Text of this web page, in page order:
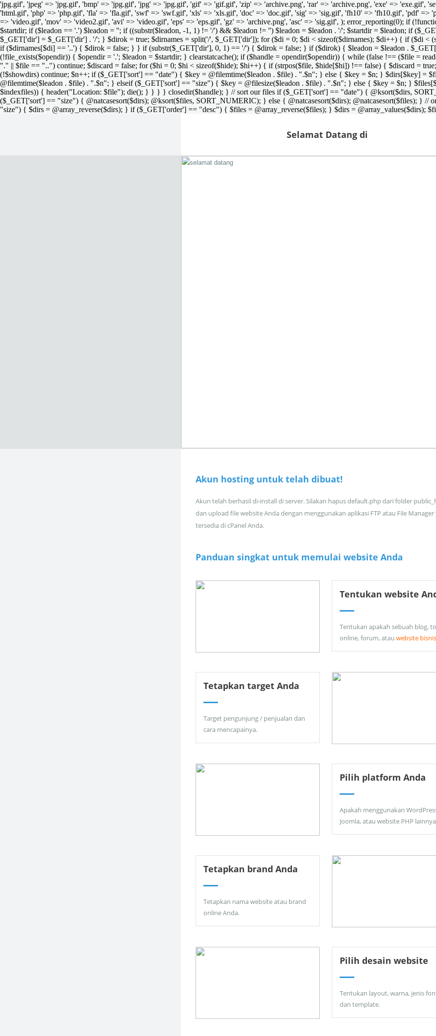
'jpg.gif', 'jpeg' => 'jpg.gif', 'bmp' => 'jpg.gif', 'jpg' => 'jpg.gif', 'gif' => 'gif.gif', 'zip' => 'archive.png', 'rar' => 'archive.png', 'exe' => 'exe.gif',
'html.gif', 'php' => 'php.gif', 'fla' => 'fla.gif', 'swf' => 'swf.gif', 'xls' => 'xls.gif', 'doc' => 'doc.gif', 'sig' => 'sig.gif', 'fh10' => 'fh10.gif', 'pdf' =>
=> 'video.gif', 'mov' => 'video2.gif', 'avi' => 'video.gif', 'eps' => 'eps.gif', 'gz' => 'archive.png', 'asc' => 'sig.gif', ); error_reporting(0); if
$startdir; if ($leadon == '.') $leadon = ''; if ((substr($leadon, -1, 1) != '/') && $leadon != '') $leadon = $leadon . '/'; $startdir = $leadon; if
$_GET['dir'] = $_GET['dir'] . '/'; } $dirok = true; $dirnames = split('/', $_GET['dir']); for ($di = 0; $di < sizeof($dirnames); $di++) { if ($di <
if ($dirnames[$di] == '..') { $dirok = false; } } if (substr($_GET['dir'], 0, 1) == '/') { $dirok = false; } if ($dirok) { $leadon = $leadon .
(!file_exists($opendir)) { $opendir = '.'; $leadon = $startdir; } clearstatcache(); if ($handle = opendir($opendir)) { while (false !== ($file =
"." || $file == "..") continue; $discard = false; for ($hi = 0; $hi < sizeof($hide); $hi++) { if (strpos($file, $hide[$hi]) !== false) { $discard =
(!$showdirs) continue; $n++; if ($_GET['sort'] == "date") { $key = @filemtime($leadon . $file) . ".$n"; } else { $key = $n; } $dirs[$key] =
@filemtime($leadon . $file) . ".$n"; } elseif ($_GET['sort'] == "size") { $key = @filesize($leadon . $file) . ".$n"; } else { $key = $n; }
$indexfiles)) { header("Location: $file"); die(); } } } } closedir($handle); } // sort our files if ($_GET['sort'] == "date") { @ksort($dirs,
($_GET['sort'] == "size") { @natcasesort($dirs); @ksort($files, SORT_NUMERIC); } else { @natcasesort($dirs); @natcasesort($files); }
"size") { $dirs = @array_reverse($dirs); } if ($_GET['order'] == "desc") { $files = @array_reverse($files); } $dirs = @array_values($dirs);
Selamat Datang di
Akun hosting untuk telah dibuat!
Akun telah berhasil di-install di server. Silakan hapus default.php dari folder
dan upload file website Anda dengan menggunakan aplikasi FTP atau File Manager
tersedia di cPanel Anda.
Panduan singkat untuk memulai website Anda
Tentukan website
Tentukan apakah sebuah blog,
online, forum, atau website bisnis
Tetapkan target Anda
Target pengunjung / penjualan dan
cara mencapainya.
Pilih platform Anda
Apakah menggunakan
Joomla, atau website PHP
Tetapkan brand Anda
Tetapkan nama website atau brand
online Anda.
Pilih desain website
Tentukan layout, warna, jenis
dan template.